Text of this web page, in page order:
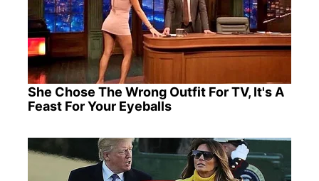
She Chose The Wrong Outfit For TV, It's A
Feast For Your Eyeballs